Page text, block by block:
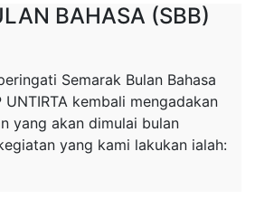
BAHASA (SBB)
Semarak Bulan Bahasa
UNTIRTA kembali mengadakan
yang akan dimulai bulan
yang kami lakukan ialah: